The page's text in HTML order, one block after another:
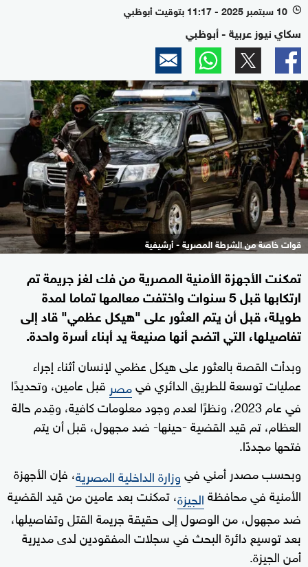
l 10 سبتمبر 2025 - 11:17 بتوقيت أبوظبي
سكاي نيوز عربية - أبوظبي
قوات خاصة من الشرطة المصرية - أرشيفية
تمكنت الأجهزة الأمنية المصرية من فك لغز جريمة تم
ارتكابها قبل 5 سنوات واختفت معالمها تماما لمدة
طويلة، قبل أن يتم العثور على "هيكل عظمي" قاد إلى
تفاصيلها، التي اتضح أنها صنيعة يد أبناء أسرة واحدة.
وبدأت القصة بالعثور على هيكل عظمي لإنسان أثناء إجراء
عمليات توسعة للطريق الدائري فيمصر قبل عامين، وتحديدًا
في عام 2023، ونظرًا لعدم وجود معلومات كافية، وقِدم حالة
العظام، تم قيد القضية -حينها- ضد مجهول، قبل أن يتم
فتحها مجددًا.
وبحسب مصدر أمني فيوزارة الداخلية المصرية، فإن الأجهزة
الأمنية في محافظةالجيزة، تمكنت بعد عامين من قيد القضية
ضد مجهول، من الوصول إلى حقيقة جريمة القتل وتفاصيلها،
بعد توسيع دائرة البحث في سجلات المفقودين لدى مديرية
أمن الجيزة.